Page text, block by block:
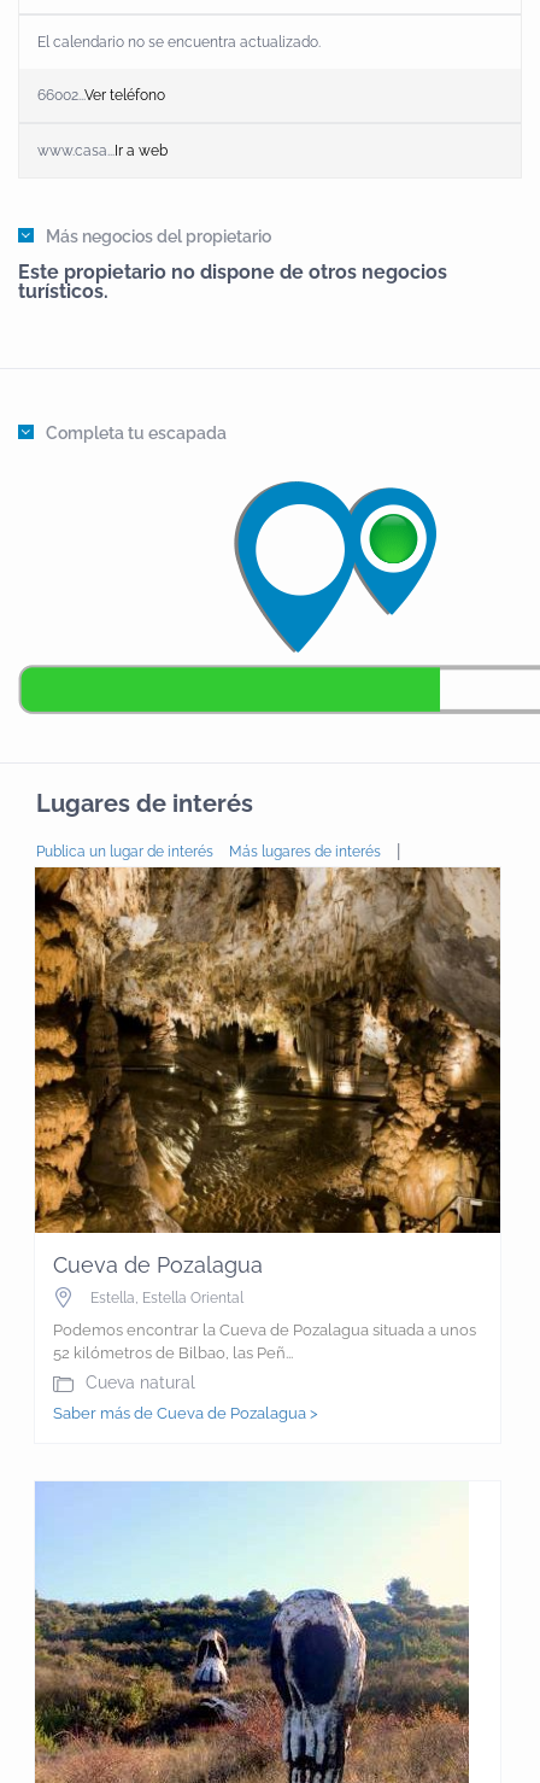
El calendario no se encuentra actualizado.
66002...Ver teléfono
www.casa... Ir a web
Más negocios del propietario
Este propietario no dispone de otros negocios
turísticos.
Completa tu escapada
Lugares de interés
Publica un lugar de interés Más lugares de interés
Cueva de Pozalagua
Estella, Estella Oriental
Podemos encontrar la Cueva de Pozalagua situada a unos
52 kilómetros de Bilbao, las Peñ...
Cueva natural
Saber más de Cueva de Pozalagua >